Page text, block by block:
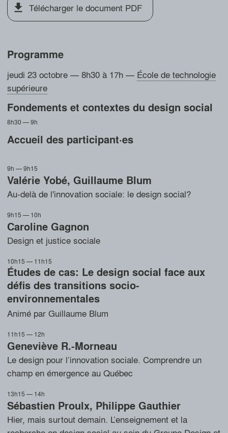
Télécharger le document PDF
Programme
jeudi 23 octobre — 8h30 à 17h — École de technologie
supérieure
Fondements et contextes du design social
8h30 — 9h
Accueil des participant·es
9h — 9h15
Valérie Yobé, Guillaume Blum
Au-delà de l'innovation sociale: le design social?
9h15 — 10h
Caroline Gagnon
Design et justice sociale
10h15 — 11h15
Études de cas: Le design social face aux
défis des transitions socio-
environnementales
Animé par Guillaume Blum
11h15 — 12h
Geneviève R.-Morneau
Le design pour l’innovation sociale. Comprendre un
champ en émergence au Québec
13h15 — 14h
Sébastien Proulx, Philippe Gauthier
Hier, mais surtout demain. L’enseignement et la